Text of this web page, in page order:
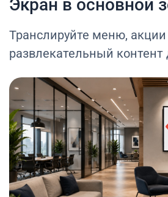
Экран в основной
Транслируйте меню, акции
развлекательный контент